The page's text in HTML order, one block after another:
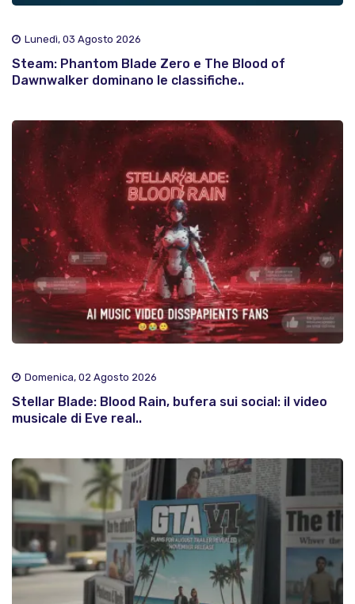
Lunedì, 03 Agosto 2026
Steam: Phantom Blade Zero e The Blood of
Dawnwalker dominano le classifiche..
Domenica, 02 Agosto 2026
Stellar Blade: Blood Rain, bufera sui social: il video
musicale di Eve real..